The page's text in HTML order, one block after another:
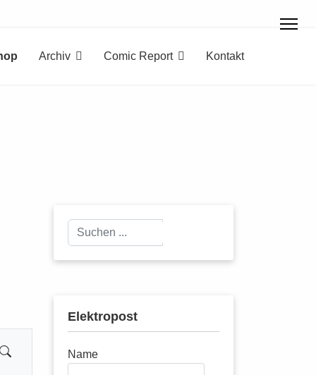
Archiv Comic Report Kontakt
Suchen
...
Elektropost
Name